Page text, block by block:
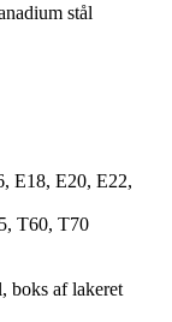
stål
E18, E20, E22,
T60, T70
boks af lakeret